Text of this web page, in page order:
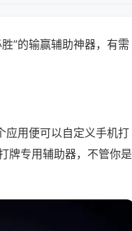
”的输赢辅助神器，有需
应用便可以自定义手机打
牌专用辅助器，不管你是